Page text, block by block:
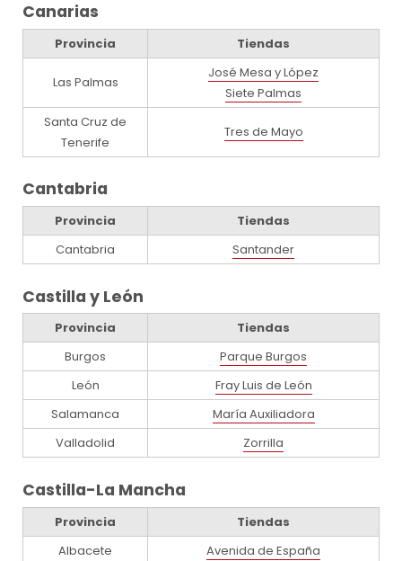
Canarias
Provincia Tiendas
Las Palmas
José Mesa y López
Siete Palmas
Santa Cruz de
Tenerife
Tres de Mayo
Cantabria
Provincia
Tiendas
Cantabria
Santander
Castilla y León
Provincia
Tiendas
Burgos
Parque Burgos
León
Fray Luis de León
Salamanca
María Auxiliadora
Valladolid
Zorrilla
Castilla-La Mancha
Provincia
Tiendas
Albacete
Avenida de España